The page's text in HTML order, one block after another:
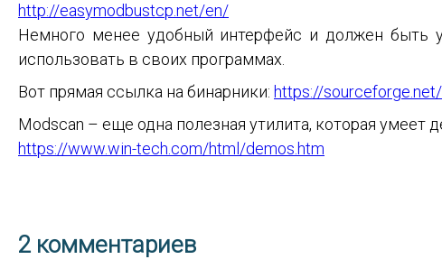
http://easymodbustcp.net/en/
Немного менее удобный интерфейс и должен быть
использовать в своих программах.
Вот прямая ссылка на бинарники: https://
Modscan – еще одна полезная утилита, которая умеет
https://www.win-tech.com/html/demos.htm
2 комментариев